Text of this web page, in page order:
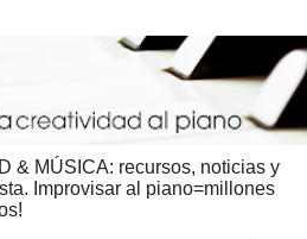
& MÚSICA: recursos, noticias y
Improvisar al piano=millones